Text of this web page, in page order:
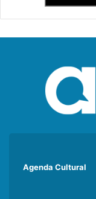
Agenda Cultural